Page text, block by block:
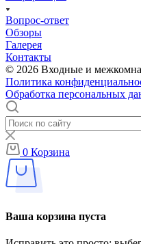
Вопрос-ответ
Обзоры
Галерея
Контакты
© 2026 Входные и
Политика
Обработка персональных
0 Корзина
Ваша корзина пуста